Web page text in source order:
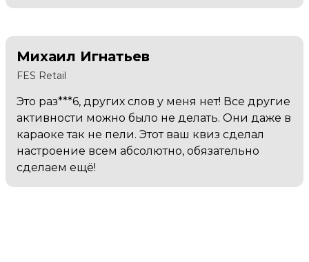
Михаил Игнатьев
FES Retail
Это раз***6, других слов у меня нет! Все другие
активности можно было не делать. Они даже в
караоке так не пели. Этот ваш квиз сделал
настроение всем абсолютно, обязательно
сделаем ещё!